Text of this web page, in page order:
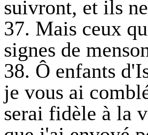
suivront, et ils
37. Mais ceux
signes de
38. Ô enfants
je vous ai
serai fidèle à la